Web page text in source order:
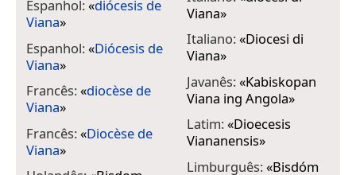
Espanhol:«diócesis de
Viana»
Espanhol:«Diócesis de
Viana»
Francês:«diocèse de
Viana»
Francês:«Diocèse de
Viana»
Viana»
Italiano:«Diocesi di
Viana»
Javanês:«Kabiskopan
Viana ing Angola»
Latim:«Dioecesis
Viananensis»
Limburguês:«Bisdóm